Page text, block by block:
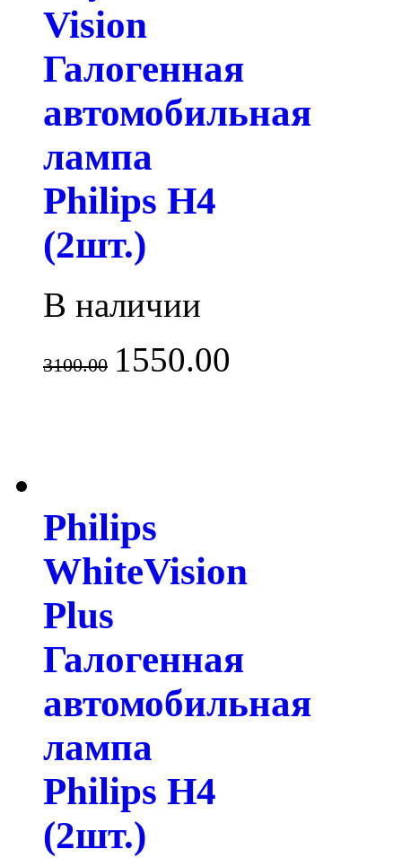
Vision
Галогенная
автомобильная
лампа
Philips H4
(2шт.)
В наличии
3100.00 1550.00
Philips
WhiteVision
Plus
Галогенная
автомобильная
лампа
Philips H4
(2шт.)